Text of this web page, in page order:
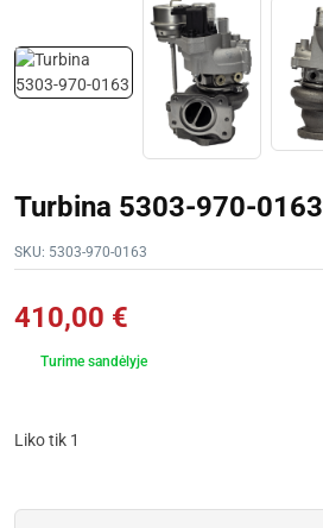
Turbina 5303-970-0163
SKU: 5303-970-0163
410,00 €
Turime sandėlyje
Liko tik 1